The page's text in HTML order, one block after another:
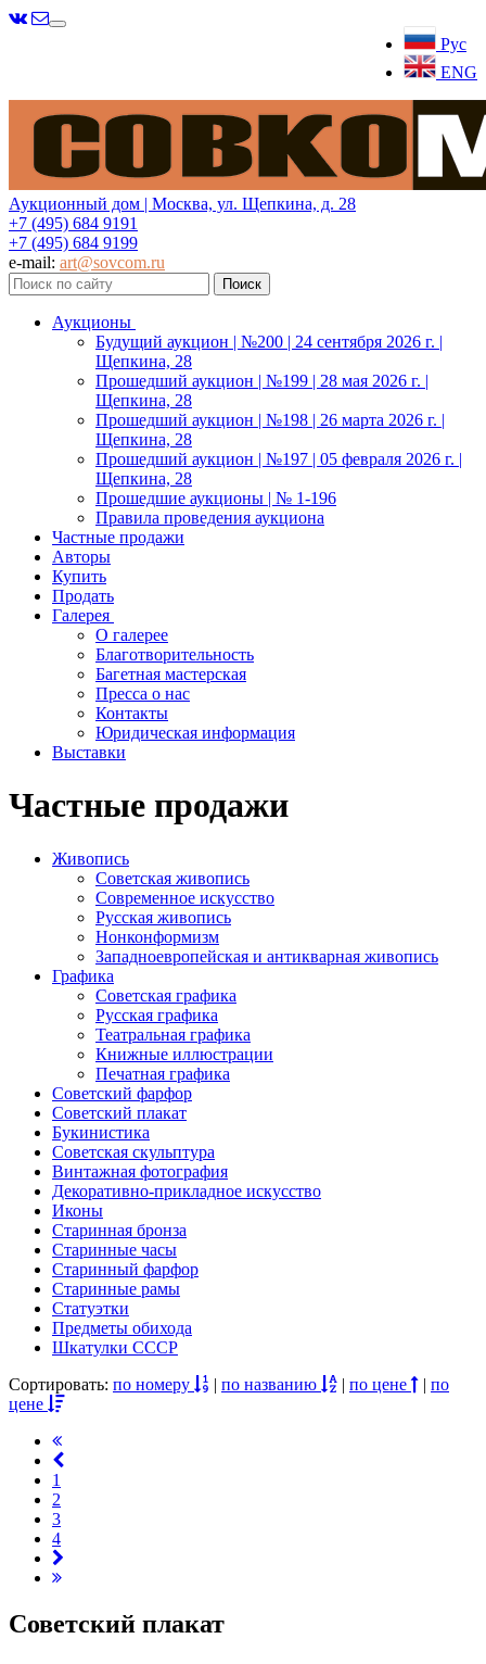
Рус
ENG
Меню
Аукционный дом | Москва, ул. Щепкина, д. 28
+7 (495) 684 9191
+7 (495) 684 9199
e-mail: art@sovcom.ru
Аукционы
Будущий аукцион | №200 | 24 сентября 2026 г. |
Щепкина, 28
Прошедший аукцион | №199 | 28 мая 2026 г. |
Щепкина, 28
Прошедший аукцион | №198 | 26 марта 2026 г. |
Щепкина, 28
Прошедший аукцион | №197 | 05 февраля 2026 г. |
Щепкина, 28
Прошедшие аукционы | № 1-196
Правила проведения аукциона
Частные продажи
Авторы
Купить
Продать
Галерея
О галерее
Благотворительность
Багетная мастерская
Пресса о нас
Контакты
Юридическая информация
Выставки
Частные продажи
Живопись
Советская живопись
Современное искусство
Русская живопись
Нонконформизм
Западноевропейская и антикварная живопись
Графика
Советская графика
Русская графика
Театральная графика
Книжные иллюстрации
Печатная графика
Советский фарфор
Советский плакат
Букинистика
Советская скульптура
Винтажная фотография
Декоративно-прикладное искусство
Иконы
Старинная бронза
Старинные часы
Старинный фарфор
Старинные рамы
Статуэтки
Предметы обихода
Шкатулки СССР
Сортировать: по номеру | по названию | по цене | по
цене
1
2
3
4
Советский плакат